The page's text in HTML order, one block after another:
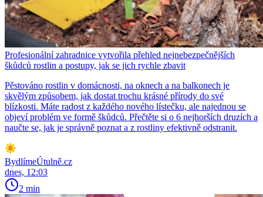
Profesionální zahradnice vytvořila přehled nejnebezpečnějších
škůdců rostlin a postupy, jak se jich rychle zbavit
Pěstováno rostlin v domácnosti, na oknech a na balkonech je
skvělým způsobem, jak dostat trochu krásné přírody do své
blízkosti. Máte radost z každého nového lístečku, ale najednou se
objeví problém ve formě škůdců. Přečtěte si o 6 nejhorších druzích a
naučte se, jak je správně poznat a z rostliny efektivně odstranit.
BydlímeÚtulně.cz
dnes, 12:03
2 min